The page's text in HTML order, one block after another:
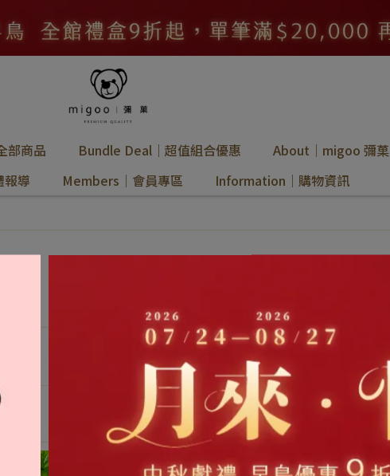
部商品 Bundle Deal｜超值組合優惠 About｜migoo 彌菓
導
Members｜會員專區 Information｜購物資訊